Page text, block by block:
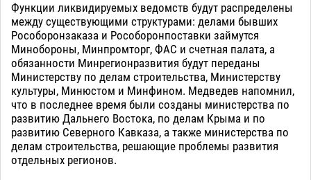
Функции ликвидируемых ведомств будут распределены
между существующими структурами: делами бывших
Рособоронзаказа и Рособоронпоставки займутся
Минобороны, Минпромторг, ФАС и счетная палата, а
обязанности Минрегионразвития будут переданы
Министерству по делам строительства, Министерству
культуры, Минюстом и Минфином. Медведев напомнил,
что в последнее время были созданы министерства по
развитию Дальнего Востока, по делам Крыма и по
развитию Северного Кавказа, а также министерства по
делам строительства, решающие проблемы развития
отдельных регионов.